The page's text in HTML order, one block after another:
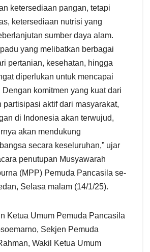
ketersediaan pangan, tetapi
ketersediaan nutrisi yang
sumber daya alam.
yang melibatkan berbagai
pertanian, kesehatan, hingga
diperlukan untuk mencapai
Dengan komitmen yang kuat dari
partisipasi aktif dari masyarakat,
di Indonesia akan terwujud,
akan mendukung
secara keseluruhan,” ujar
penutupan Musyawarah
(MPP) Pemuda Pancasila se-
Selasa malam (14/1/25).
Ketua Umum Pemuda Pancasila
Sekjen Pemuda
Wakil Ketua Umum